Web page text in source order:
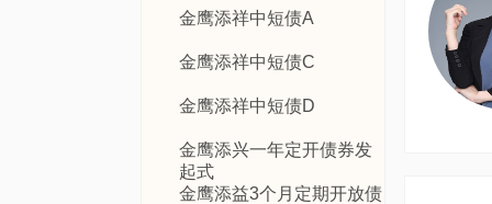
金鹰添祥中短债A
金鹰添祥中短债C
金鹰添祥中短债D
金鹰添兴一年定开债券发
起式
金鹰添益3个月定期开放债